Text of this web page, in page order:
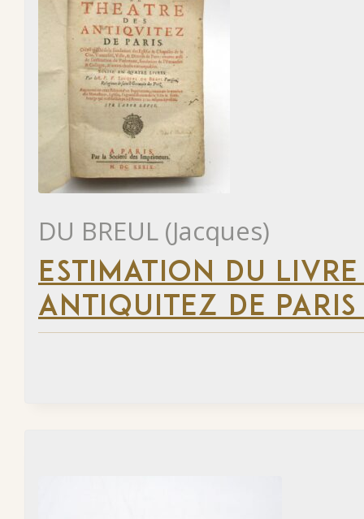
DU BREUL (Jacques)
ESTIMATION DU
ANTIQUITEZ DE